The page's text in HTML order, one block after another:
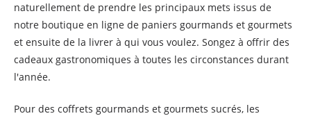
naturellement de prendre les principaux mets issus de
notre boutique en ligne de paniers gourmands et gourmets
et ensuite de la livrer à qui vous voulez. Songez à offrir des
cadeaux gastronomiques à toutes les circonstances durant
l'année.
Pour des coffrets gourmands et gourmets sucrés, les